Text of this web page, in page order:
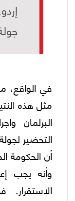
في الواقع،
مثل هذه
البرلمان
التحضير
أن الحكومة
وأنه يجب